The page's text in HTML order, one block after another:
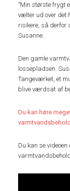
”Min største frygt
vælter ud over det
risikere, så derfor
Susanne.
Den gamle
lossepladsen.
Tangeværket, et
blive værdsat af
Du kan høre
Du kan se